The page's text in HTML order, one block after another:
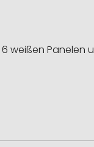
weißen Panelen